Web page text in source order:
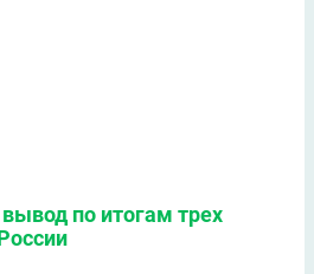
по итогам трех